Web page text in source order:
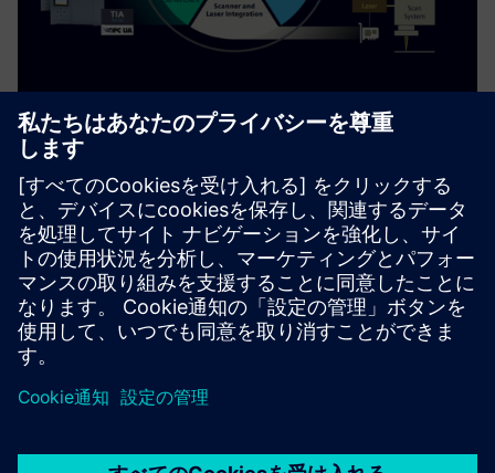
Machine Control Software (MCSW)
for 3D Printers
MCSWは、3Dプリントシステムで3Dプリントジョブの実
行を調整するためのランタイムSoftware フレームワーク
です
詳細情報